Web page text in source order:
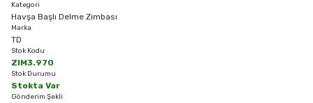
Kategori
Havşa Başlı Delme Zımbası
Marka
TD
Stok Kodu
ZIM3.970
Stok Durumu
Stokta Var
Gönderim Şekli